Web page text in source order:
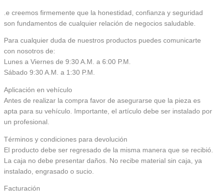
.e creemos firmemente que la honestidad, confianza y seguridad
son fundamentos de cualquier relación de negocios saludable.
Para cualquier duda de nuestros productos puedes comunicarte
con nosotros de:
Lunes a Viernes de 9:30 A.M. a 6:00 P.M.
Sábado 9:30 A.M. a 1:30 P.M.
Aplicación en vehículo
Antes de realizar la compra favor de asegurarse que la pieza es
apta para su vehículo. Importante, el artículo debe ser instalado por
un profesional.
Términos y condiciones para devolución
El producto debe ser regresado de la misma manera que se recibió.
La caja no debe presentar daños. No recibe material sin caja, ya
instalado, engrasado o sucio.
Facturación